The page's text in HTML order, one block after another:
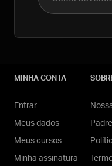
MINHA CONTA
Entrar
Meus dados
Meus cursos
Minha assinatura